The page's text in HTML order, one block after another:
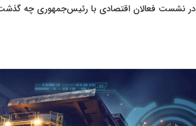
در نشست فعالان اقتصادی با رئیس‌جمهوری چه